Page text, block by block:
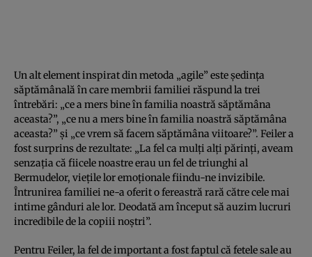
Un alt element inspirat din metoda „agile” este şedinţa
săptămânală în care membrii familiei răspund la trei
întrebări: „ce a mers bine în familia noastră săptămâna
aceasta?”, „ce nu a mers bine în familia noastră săptămâna
aceasta?” şi „ce vrem să facem săptămâna viitoare?”. Feiler a
fost surprins de rezultate: „La fel ca mulţi alţi părinţi, aveam
senzaţia că fiicele noastre erau un fel de triunghi al
Bermudelor, vieţile lor emoţionale fiindu-ne invizibile.
Întrunirea familiei ne-a oferit o fereastră rară către cele mai
intime gânduri ale lor. Deodată am început să auzim lucruri
incredibile de la copiii noştri”.
Pentru Feiler, la fel de important a fost faptul că fetele sale au